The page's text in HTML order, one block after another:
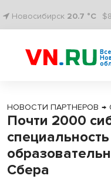
Новосибирск 20.7 °C
НОВОСТИ ПАРТНЕРОВ →
Почти 2000
Сбера